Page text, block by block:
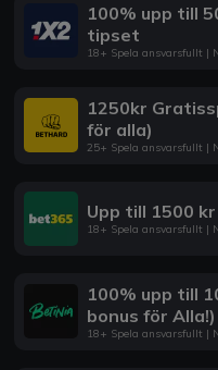
100% upp till
tipset
18+ Spela ansvarsfullt |
1250kr
för alla)
25+ Spela ansvarsfullt |
Upp till 1500
18+ Spela ansvarsfullt |
100% upp till
bonus för Alla!)
18+ Spela ansvarsfullt |